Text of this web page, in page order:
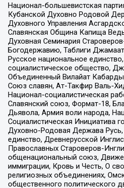
Национал-большевистская
Кубанской Духовно Родовой
Духовного Управления
Славянская Община Капища
Духовная Семинария
Богодержавию, Таблиги
Русское национальное
социалистическое общество,
Объединенный Вилайат
Союз славян, Ат-Такфир Валь-
Национал-социалистическая
Славянский союз, Формат-18,
Дьявола, Армия воли народа,
Социалистическая Инициатива
Духовно-Родовая Держава
единство, Древнерусской
Православных Староверов-
общенациональный союз,
иммиграции, Кровь и Честь, О
религиозных объединениях,
общественного политического